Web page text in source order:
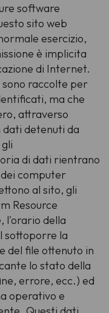
software
sito web
esercizio,
è implicita
di Internet.
raccolte per
ma che
attraverso
dati detenuti da
di dati rientrano
computer
al sito, gli
Resource
l'orario della
sottoporre la
del file ottenuto in
lo stato della
errore, ecc.) ed
operativo e